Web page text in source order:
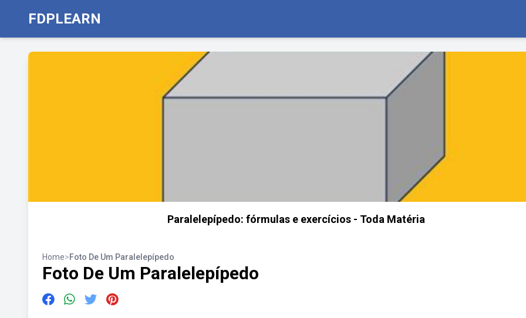
FDPLEARN
Paralelepípedo: fórmulas e exercícios - Toda Matéria
Home>Foto De Um Paralelepípedo
Foto De Um Paralelepípedo